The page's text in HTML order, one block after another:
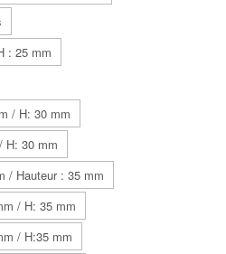
: 25 mm
/ H: 30 mm
H: 30 mm
/ Hauteur : 35 mm
/ H: 35 mm
/ H:35 mm